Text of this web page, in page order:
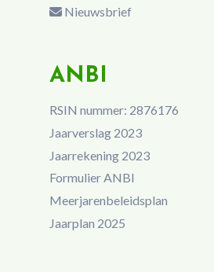
Nieuwsbrief
ANBI
RSIN nummer: 2876176
Jaarverslag 2023
Jaarrekening 2023
Formulier ANBI
Meerjarenbeleidsplan
Jaarplan 2025